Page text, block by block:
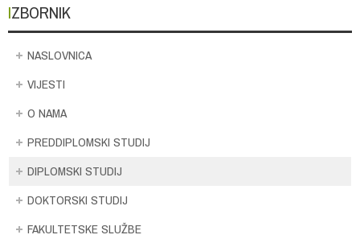
IZBORNIK
NASLOVNICA
VIJESTI
O NAMA
PREDDIPLOMSKI STUDIJ
DIPLOMSKI STUDIJ
DOKTORSKI STUDIJ
FAKULTETSKE SLUŽBE